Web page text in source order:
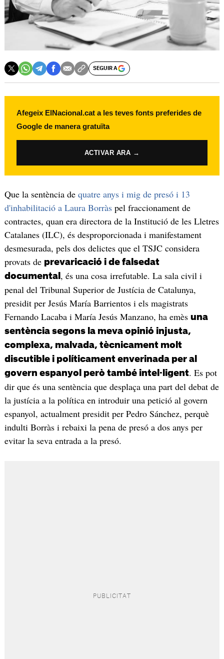
SEGUIR A
Afegeix ElNacional.cat a les teves fonts preferides de
Google de manera gratuïta
ACTIVAR ARA →
Que la sentència de quatre anys i mig de presó i 13
d'inhabilitació a Laura Borràspel fraccionament de
contractes, quan era directora de la Institució de les Lletres
Catalanes (ILC), és desproporcionada i manifestament
desmesurada, pels dos delictes que el TSJC considera
provats de prevaricació i de falsedat
documental , és una cosa irrefutable. La sala civil i
penal del Tribunal Superior de Justícia de Catalunya,
presidit per Jesús María Barrientos i els magistrats
Fernando Lacaba i María Jesús Manzano, ha emès una
sentència segons la meva opinió injusta,
complexa, malvada, tècnicament molt
discutible i políticament enverinada per al
govern espanyol però també intel·ligent. Es pot
dir que és una sentència que desplaça una part del debat de
la justícia a la política en introduir una petició al govern
espanyol, actualment presidit per Pedro Sánchez, perquè
indulti Borràs i rebaixi la pena de presó a dos anys per
evitar la seva entrada a la presó.